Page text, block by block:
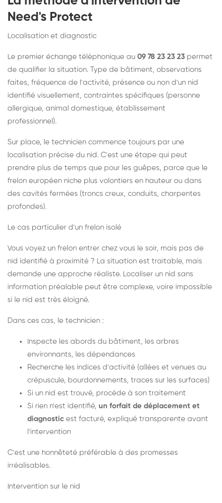
Need's Protect
Localisation et diagnostic
Le premier échange téléphonique au 09 78 23 23 23 permet
de qualifier la situation. Type de bâtiment, observations
faites, fréquence de l'activité, présence ou non d'un nid
identifié visuellement, contraintes spécifiques (personne
allergique, animal domestique, établissement
professionnel).
Sur place, le technicien commence toujours par une
localisation précise du nid. C'est une étape qui peut
prendre plus de temps que pour les guêpes, parce que le
frelon européen niche plus volontiers en hauteur ou dans
des cavités fermées (troncs creux, conduits, charpentes
profondes).
Le cas particulier d'un frelon isolé
Vous voyez un frelon entrer chez vous le soir, mais pas de
nid identifié à proximité ? La situation est traitable, mais
demande une approche réaliste. Localiser un nid sans
information préalable peut être complexe, voire impossible
si le nid est très éloigné.
Dans ces cas, le technicien :
Inspecte les abords du bâtiment, les arbres
environnants, les dépendances
Recherche les indices d'activité (allées et venues au
crépuscule, bourdonnements, traces sur les surfaces)
Si un nid est trouvé, procède à son traitement
Si rien n'est identifié, un forfait de déplacement et
diagnostic est facturé, expliqué transparente avant
l'intervention
C'est une honnêteté préférable à des promesses
irréalisables.
Intervention sur le nid